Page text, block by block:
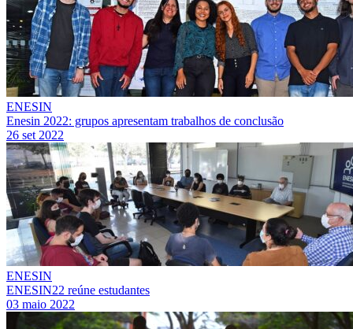
ENESIN
Enesin 2022: grupos apresentam trabalhos de conclusão
26 set 2022
ENESIN
ENESIN22 reúne estudantes
03 maio 2022